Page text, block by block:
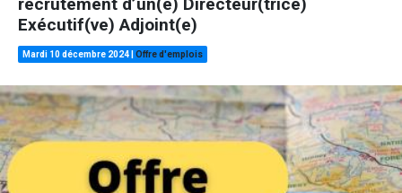
Exécutif(ve) Adjoint(e)
Mardi 10 décembre 2024 Offre d'emplois